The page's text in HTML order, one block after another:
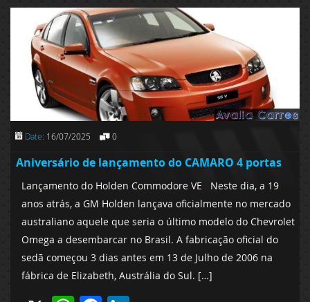
Date: 16/07/2025 0
Aniversário de lançamento do CAMARO 4 portas
Lançamento do Holden Commodore VE Neste dia, a 19
anos atrás, a GM Holden lançava oficialmente no mercado
australiano aquele que seria o último modelo do Chevrolet
Omega a desembarcar no Brasil. A fabricação oficial do
sedã começou 3 dias antes em 13 de Julho de 2006 na
fábrica de Elizabeth, Austrália do Sul. […]